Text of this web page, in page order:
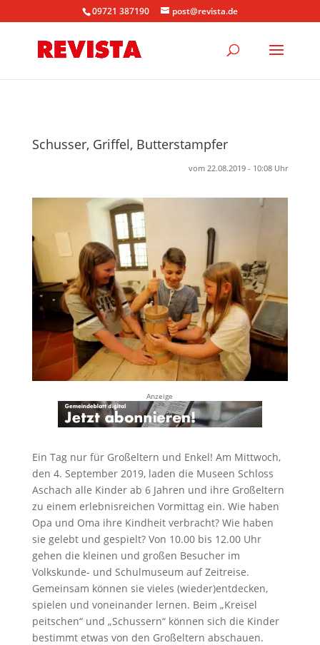
09721 387190 post@revista.de
Schusser, Griffel, Butterstampfer
vom 22.08.2019 - 10:08 Uhr
Anzeige
Ein Tag nur für Großeltern und Enkel! Am Mittwoch,
den 4. September 2019, laden die Museen Schloss
Aschach alle Kinder ab 6 Jahren und ihre Großeltern
zu einem erlebnisreichen Vormittag ein. Wie haben
Opa und Oma ihre Kindheit verbracht? Wie haben
sie gelebt und gespielt? Von 10.00 bis 12.00 Uhr
gehen die kleinen und großen Besucher im
Volkskunde- und Schulmuseum auf Zeitreise.
Gemeinsam können sie vieles (wieder)entdecken,
spielen und voneinander lernen. Beim „Kreisel
peitschen“ und „Schussern“ können sich die Kinder
bestimmt etwas von den Großeltern abschauen.